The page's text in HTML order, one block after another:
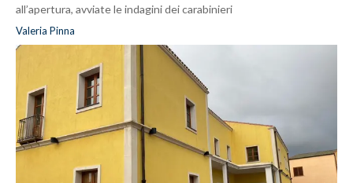
all’apertura, avviate le indagini dei carabinieri
Valeria Pinna